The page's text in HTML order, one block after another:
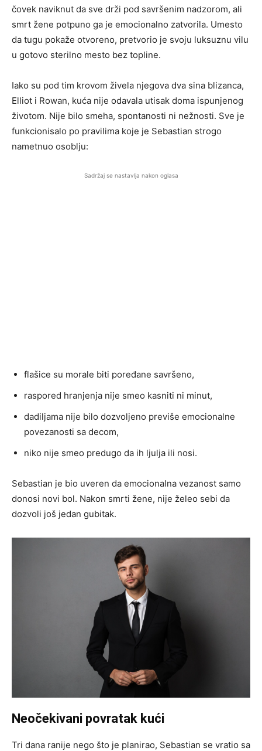
čovek naviknut da sve drži pod savršenim nadzorom, ali
smrt žene potpuno ga je emocionalno zatvorila. Umesto
da tugu pokaže otvoreno, pretvorio je svoju luksuznu vilu
u gotovo sterilno mesto bez topline.
Iako su pod tim krovom živela njegova dva sina blizanca,
Elliot i Rowan, kuća nije odavala utisak doma ispunjenog
životom. Nije bilo smeha, spontanosti ni nežnosti. Sve je
funkcionisalo po pravilima koje je Sebastian strogo
nametnuo osoblju:
Sadržaj se nastavlja nakon oglasa
flašice su morale biti poređane savršeno,
raspored hranjenja nije smeo kasniti ni minut,
dadiljama nije bilo dozvoljeno previše emocionalne
povezanosti sa decom,
niko nije smeo predugo da ih ljulja ili nosi.
Sebastian je bio uveren da emocionalna vezanost samo
donosi novi bol. Nakon smrti žene, nije želeo sebi da
dozvoli još jedan gubitak.
Neočekivani povratak kući
Tri dana ranije nego što je planirao, Sebastian se vratio sa